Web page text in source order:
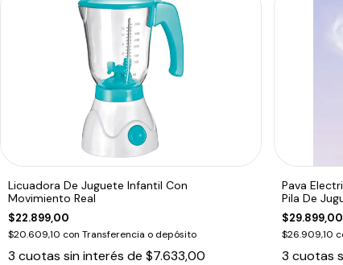
Licuadora De Juguete Infantil Con
Movimiento Real
$22.899,00
$20.609,10 con Transferencia o depósito
3 cuotas sin interés de $7.633,00
Pava
Pila De
$29.899,00
$26.909,10
3 cuotas